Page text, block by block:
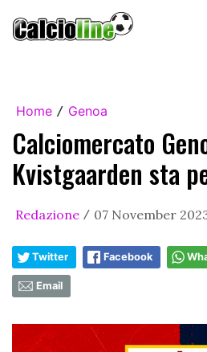
Home / Genoa
Calciomercato
Kvistgaarden sta
Redazione / 07 November
Twitter Facebook
Email